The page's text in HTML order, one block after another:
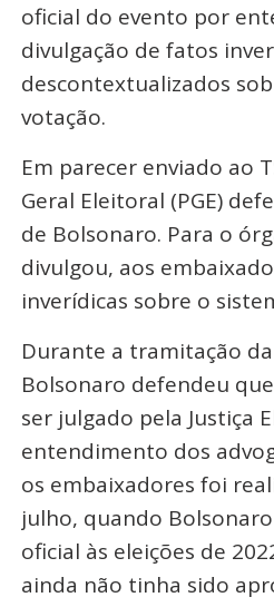
oficial do evento por
divulgação de fatos
descontextualizados
votação.
Em parecer enviado ao
Geral Eleitoral (PGE)
de Bolsonaro. Para o
divulgou, aos
inverídicas sobre o
Durante a tramitação
Bolsonaro defendeu
ser julgado pela Justiça
entendimento dos
os embaixadores foi
julho, quando
oficial às eleições de
ainda não tinha sido